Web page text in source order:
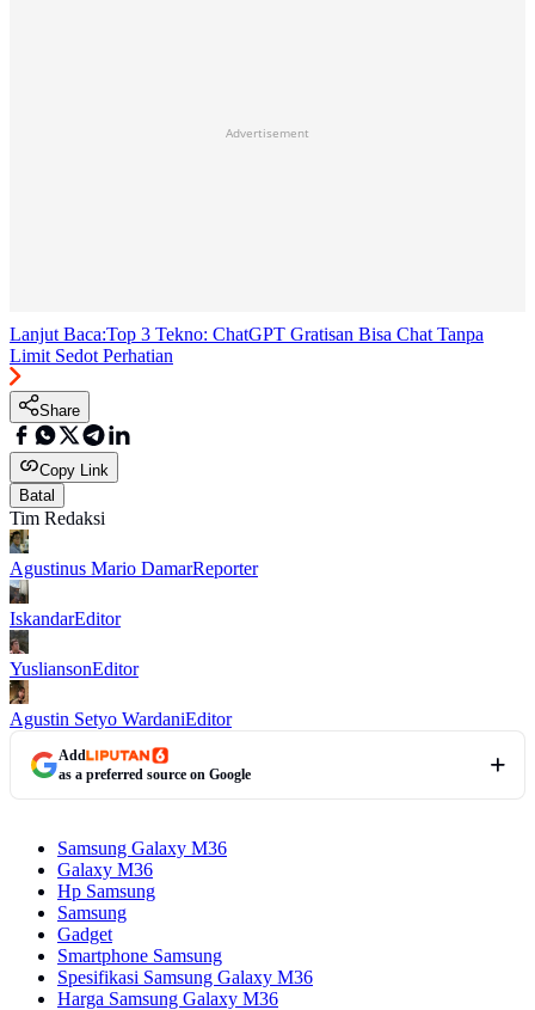
Advertisement
Lanjut Baca:Top 3 Tekno: ChatGPT Gratisan Bisa Chat Tanpa
Limit Sedot Perhatian
Share
Copy Link
Batal
Tim Redaksi
Agustinus Mario DamarReporter
IskandarEditor
YusliansonEditor
Agustin Setyo WardaniEditor
Add
as a preferred source on Google
Samsung Galaxy M36
Galaxy M36
Hp Samsung
Samsung
Gadget
Smartphone Samsung
Spesifikasi Samsung Galaxy M36
Harga Samsung Galaxy M36